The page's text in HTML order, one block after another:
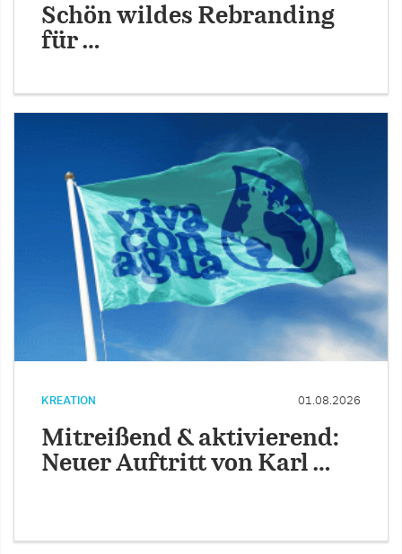
Schön wildes Rebranding
für …
KREATION 01.08.2026
Mitreißend & aktivierend:
Neuer Auftritt von Karl …